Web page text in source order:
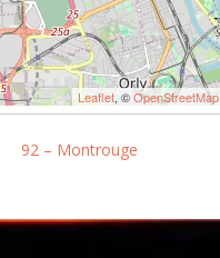
Leaflet, ©OpenStreetMap
92 – Montrouge